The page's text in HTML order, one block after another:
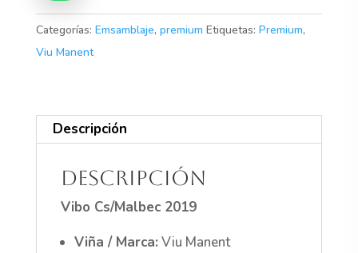
Categorías: Emsamblaje, premium Etiquetas: Premium,
Viu Manent
Descripción
Descripción
Vibo Cs/Malbec 2019
Viña / Marca: Viu Manent